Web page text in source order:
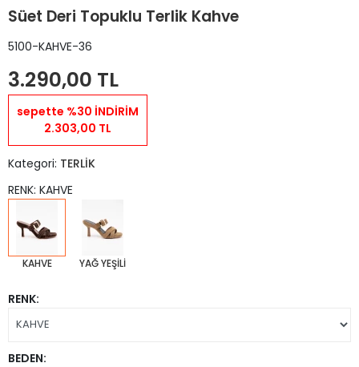
Süet Deri Topuklu Terlik Kahve
5100-KAHVE-36
3.290,00 TL
sepette %30 İNDİRİM
2.303,00 TL
Kategori: TERLİK
RENK: KAHVE
KAHVE YAĞ YEŞİLİ
RENK:
BEDEN: